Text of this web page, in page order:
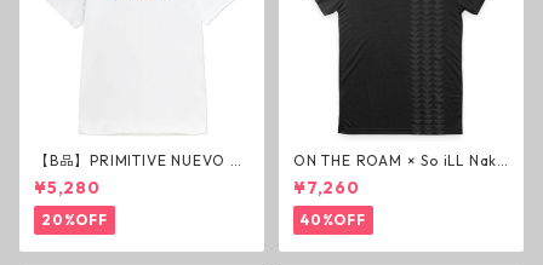
【B品】PRIMITIVE NUEVO SC
RIPT HW TEE WHITE ヘビー
ウェイトTシャツ ホワイト プ
リミティブ
¥5,280
20%OFF
ON THE ROAM × So iLL Nako
a Tee Tシャツ ウルフブラック
オンザローム ジェイソンモモ
ア OTR ビンテージ加工
¥7,260
40%OFF